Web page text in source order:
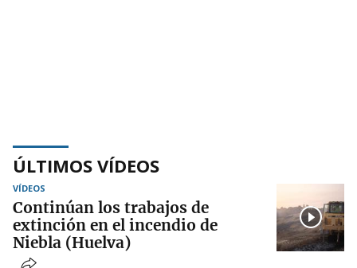
ÚLTIMOS VÍDEOS
VÍDEOS
Continúan los trabajos de
extinción en el incendio de
Niebla (Huelva)